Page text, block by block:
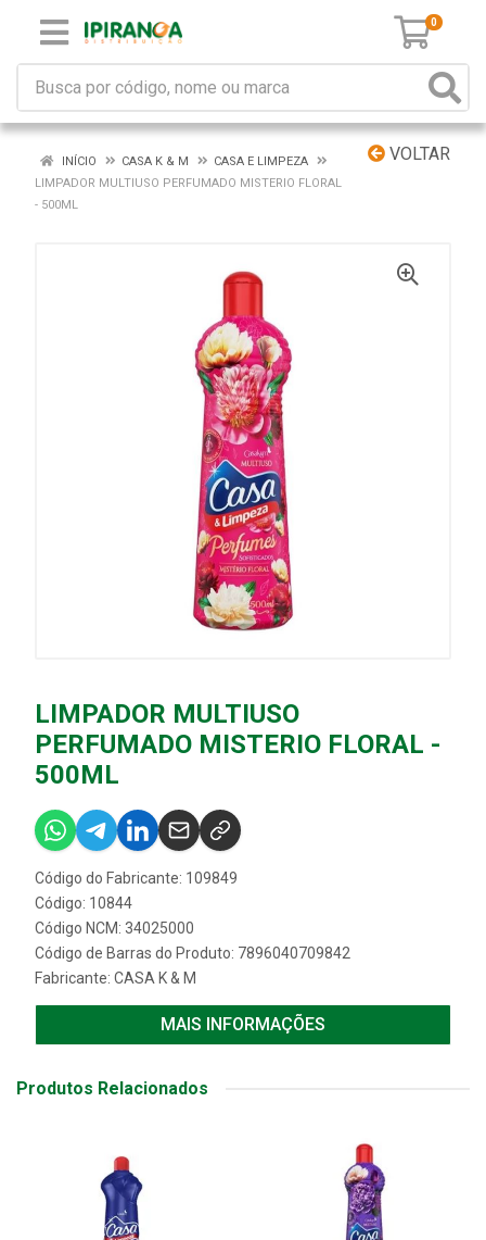
0
VOLTAR
INÍCIO CASA K & M
CASA E LIMPEZA
LIMPADOR MULTIUSO PERFUMADO MISTERIO FLORAL
- 500ML
LIMPADOR MULTIUSO
PERFUMADO MISTERIO FLORAL -
500ML
Código do Fabricante: 109849
Código: 10844
Código NCM: 34025000
Código de Barras do Produto: 7896040709842
Fabricante: CASA K & M
MAIS INFORMAÇÕES
Produtos Relacionados